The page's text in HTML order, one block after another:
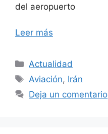
del aeropuerto
Leer más
Categorías
Actualidad
Etiquetas
Aviación, Irán
Deja un comentario